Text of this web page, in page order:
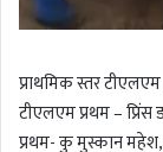
प्राथमिक स्तर टीएलएम
टीएलएम प्रथम –
प्रथम- कु मुस्कान महेश,